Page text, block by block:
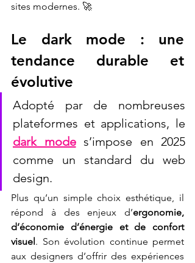
sites modernes. 🚀
Le dark mode : une
tendance durable et
évolutive
Adopté par de nombreuses
dark mode s’impose en 2025
comme un standard du web
design.
Plus qu’un simple choix esthétique, il
répond à des enjeux d’ergonomie,
d’économie d’énergie et de confort
visuel . Son évolution continue permet
aux designers d’offrir des expériences